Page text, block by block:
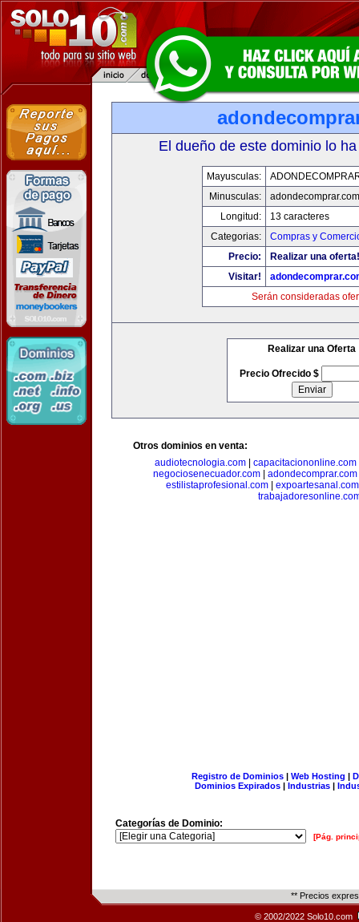
El dueño de este dominio lo
Mayusculas:
Minusculas:
adondecomprar.com
Longitud:
13 caracteres
Categorias:
Compras y
Precio:
Realizar una oferta!
Visitar!
Serán consideradas
Realizar una Oferta
Precio Ofrecido $
Otros dominios en venta:
audiotecnologia.com
capacitaciononline.com
negociosenecuador.com| adondecomprar.com
estilistaprofesional.com
expoartesanal.com
Registro de Dominios| Web Hosting |
Dominios Expirados | Industrias |
Categorías de Dominio:
[Pág.
** Precios
© 2002/2022 Solo10.com